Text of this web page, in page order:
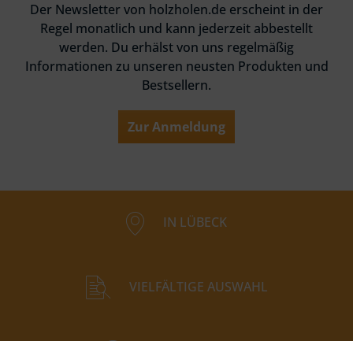
Der Newsletter von holzholen.de erscheint in der
Regel monatlich und kann jederzeit abbestellt
werden. Du erhälst von uns regelmäßig
Informationen zu unseren neusten Produkten und
Bestsellern.
Zur Anmeldung
IN LÜBECK
VIELFÄLTIGE AUSWAHL